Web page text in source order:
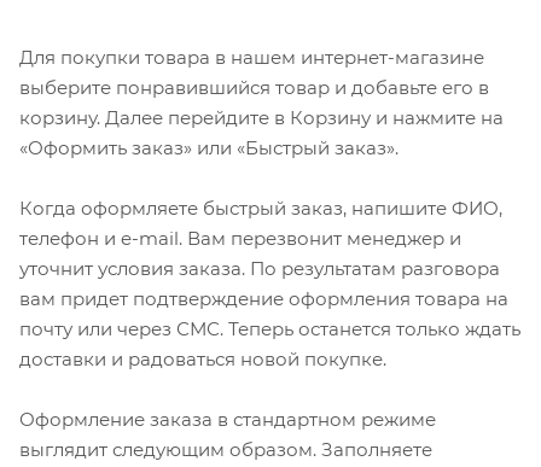
Для покупки товара в нашем интернет-магазине
выберите понравившийся товар и добавьте его в
корзину. Далее перейдите в Корзину и нажмите на
«Оформить заказ» или «Быстрый заказ».
Когда оформляете быстрый заказ, напишите ФИО,
телефон и e-mail. Вам перезвонит менеджер и
уточнит условия заказа. По результатам разговора
вам придет подтверждение оформления товара на
почту или через СМС. Теперь останется только ждать
доставки и радоваться новой покупке.
Оформление заказа в стандартном режиме
выглядит следующим образом. Заполняете